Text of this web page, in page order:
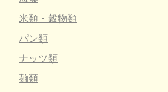
米類・穀物類
パン類
ナッツ類
麺類